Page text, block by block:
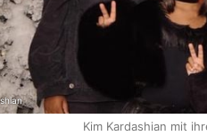
Kim Kardashian mit